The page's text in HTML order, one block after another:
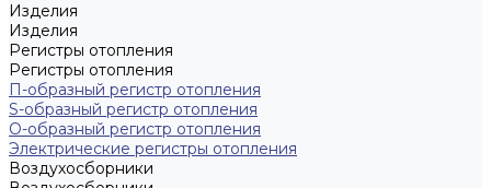
Изделия
Изделия
Регистры отопления
Регистры отопления
П-образный регистр отопления
S-образный регистр отопления
O-образный регистр отопления
Электрические регистры отопления
Воздухосборники